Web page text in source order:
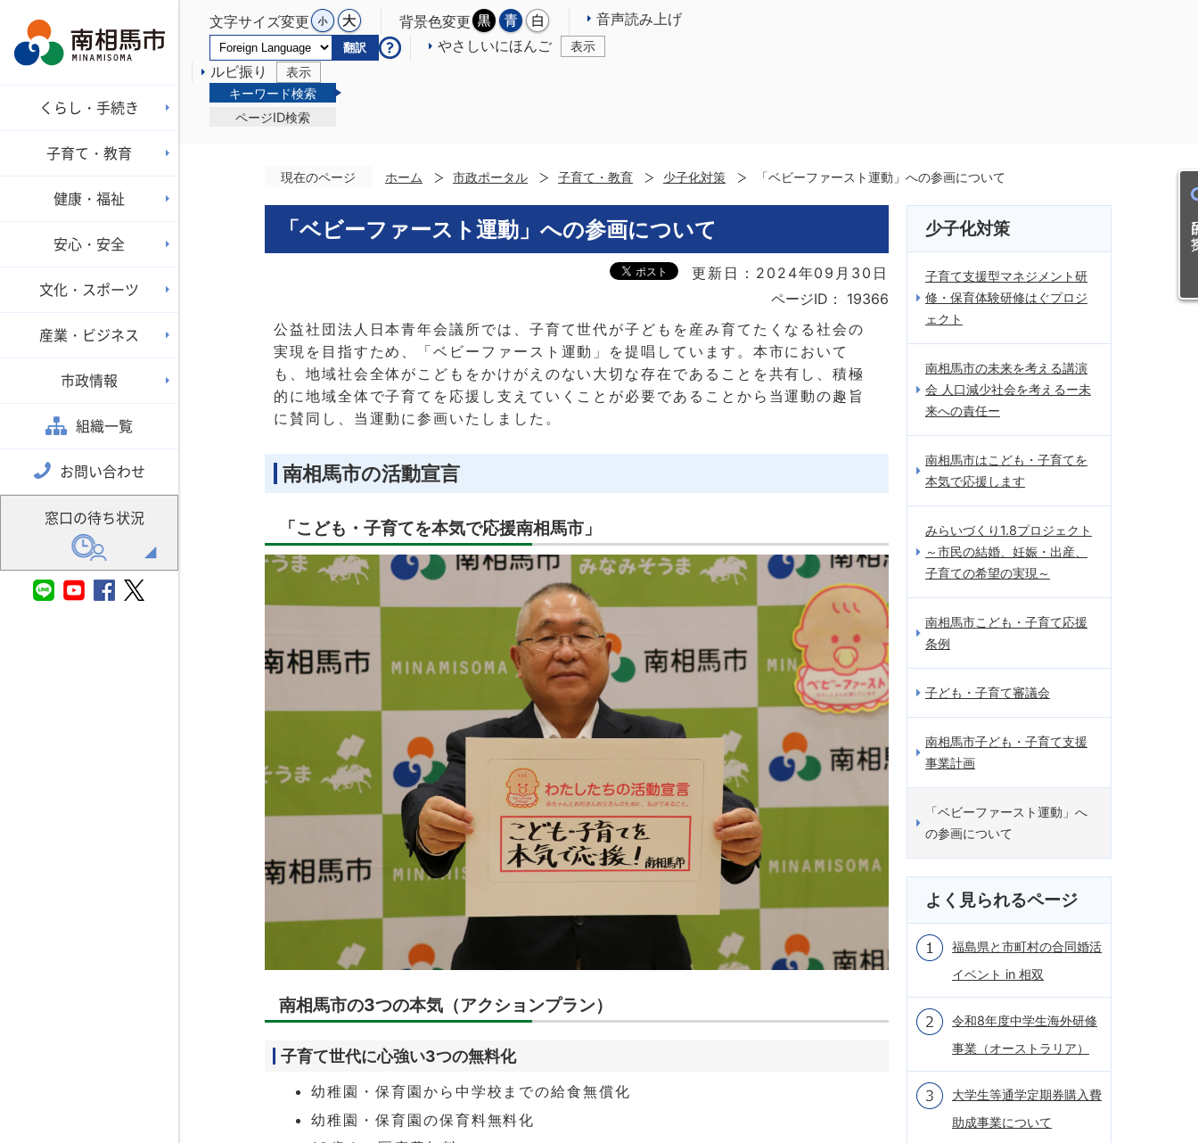
文字サイズ変更 背景色変更 音声読み上げ
翻訳 やさしいにほんご 表示
ルビ振り
表示
キーワード検索
ページID検索
くらし・手続き
子育て・教育
健康・福祉
安心・安全
文化・スポーツ
産業・ビジネス
市政情報
組織一覧
お問い合わせ
窓口の待ち状況
目
現在のページ ホーム 市政ポータル 子育て・教育 少子化対策 「ベビーファースト運動」への参画について
「ベビーファースト運動」への参画について
更新日：2024年09月30日
ページID：
19366
公益社団法人日本青年会議所では、子育て世代が子どもを産み育てたくなる社会の
実現を目指すため、「ベビーファースト運動」を提唱しています。本市において
も、地域社会全体がこどもをかけがえのない大切な存在であることを共有し、積極
的に地域全体で子育てを応援し支えていくことが必要であることから当運動の趣旨
に賛同し、当運動に参画いたしました。
南相馬市の活動宣言
「こども・子育てを本気で応援南相馬市」
南相馬市の3つの本気（アクションプラン）
子育て世代に心強い3つの無料化
幼稚園・保育園から中学校までの給食無償化
幼稚園・保育園の保育料無料化
少子化対策
子育て支援型マネジメント研
修・保育体験研修はぐプロジ
ェクト
南相馬市の未来を考える講演
会 人口減少社会を考えるー未
来への責任ー
南相馬市はこども・子育てを
本気で応援します
みらいづくり1.8プロジェクト
～市民の結婚、妊娠・出産、
子育ての希望の実現～
南相馬市こども・子育て応援
条例
子ども・子育て審議会
南相馬市子ども・子育て支援
事業計画
「ベビーファースト運動」へ
の参画について
よく見られるページ
福島県と市町村の合同婚活
イベント in 相双
令和8年度中学生海外研修
事業（オーストラリア）
大学生等通学定期券購入費
助成事業について